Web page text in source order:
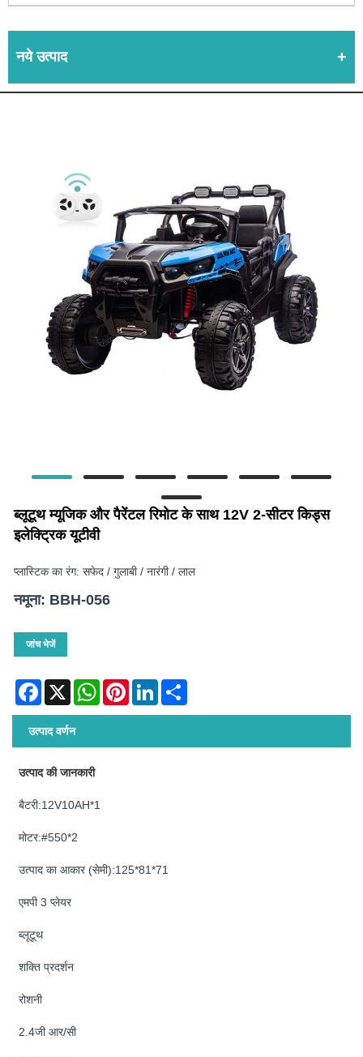
नये उत्पाद
ब्लूटूथ म्यूजिक और पैरेंटल रिमोट के साथ 12V 2-सीटर किड्स
इलेक्ट्रिक यूटीवी
प्लास्टिक का रंग: सफेद / गुलाबी / नारंगी / लाल
नमूना: BBH-056
जांच भेजें
Facebook
X WhatsAppPinterestLinkedIn
उत्पाद वर्णन
उत्पाद की जानकारी
बैटरी:12V10AH*1
मोटर:#550*2
उत्पाद का आकार (सेमी):125*81*71
एमपी 3 प्लेयर
ब्लूटूथ
शक्ति प्रदर्शन
रोशनी
2.4जी आर/सी